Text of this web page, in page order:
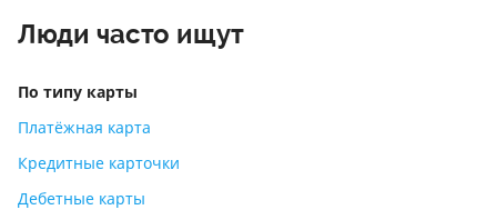
Люди часто ищут
По типу карты
Платёжная карта
Кредитные карточки
Дебетные карты